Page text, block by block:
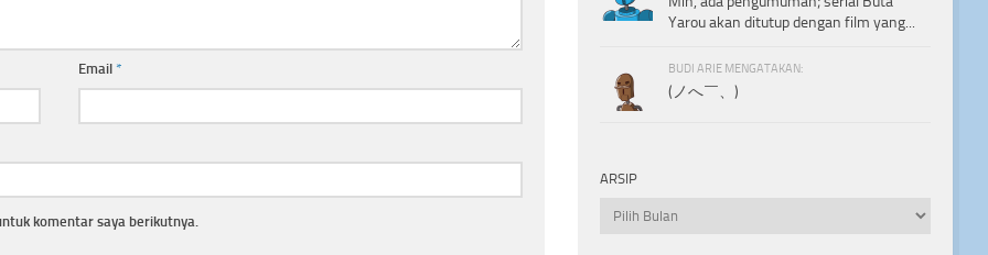
Email *
komentar saya berikutnya.
Yarou akan ditutup dengan film yang...
BUDI ARIE MENGATAKAN:
(ノへ￣、)
ARSIP
Arsip